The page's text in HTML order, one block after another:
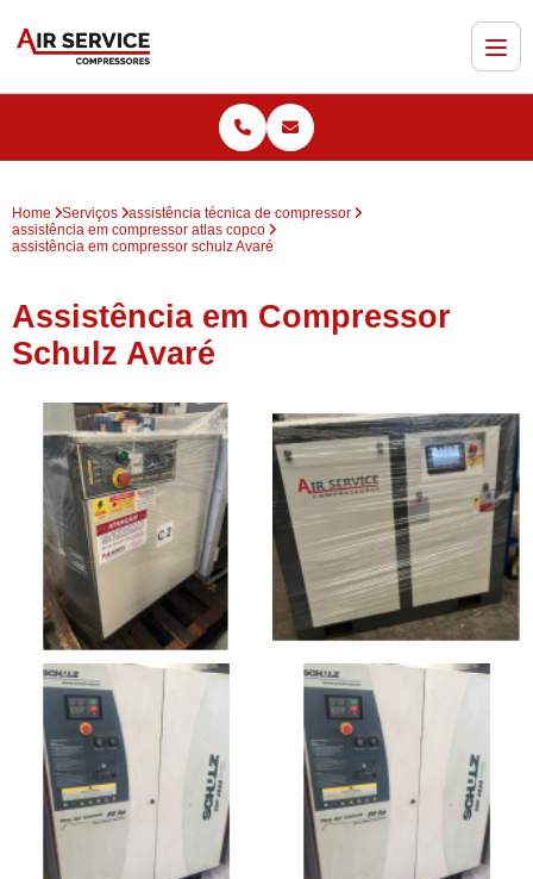
Home Serviços
assistência técnica de compressor
assistência em compressor atlas copco
assistência em compressor schulz Avaré
Assistência em Compressor
Schulz Avaré